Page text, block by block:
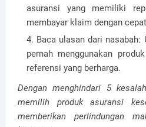
asuransi yang memiliki
membayar klaim dengan
Baca ulasan dari nasabah:
pernah menggunakan
referensi yang berharga.
Dengan menghindari 5
memilih produk asuransi
memberikan perlindungan